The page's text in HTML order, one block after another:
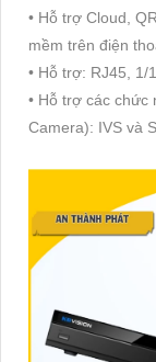
• Hỗ trợ Cloud,
mềm trên điện
• Hỗ trợ: RJ45, 1/
• Hỗ trợ các chức
Camera): IVS và